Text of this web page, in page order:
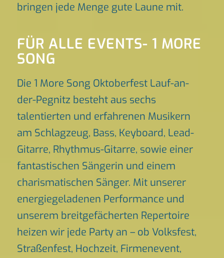
bringen jede Menge gute Laune mit.
FÜR ALLE EVENTS- 1 MORE
SONG
Die 1 More Song Oktoberfest Lauf-an-
der-Pegnitz besteht aus sechs
talentierten und erfahrenen Musikern
am Schlagzeug, Bass, Keyboard, Lead-
Gitarre, Rhythmus-Gitarre, sowie einer
fantastischen Sängerin und einem
charismatischen Sänger. Mit unserer
energiegeladenen Performance und
unserem breitgefächerten Repertoire
heizen wir jede Party an – ob Volksfest,
Straßenfest, Hochzeit, Firmenevent,